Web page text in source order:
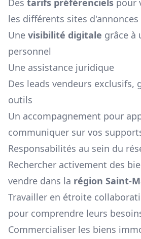
Des tarifs préférenciels pour
les différents sites
Une visibilité digitale grâce à
personnel
Une assistance juridique
Des leads vendeurs exclusifs,
outils
Un accompagnement pour
communiquer sur vos
Responsabilités au sein du
Rechercher activement des
vendre dans la région Saint-
Travailler en étroite
pour comprendre leurs
Commercialiser les biens